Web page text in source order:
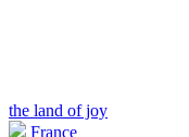
the land of joy
France